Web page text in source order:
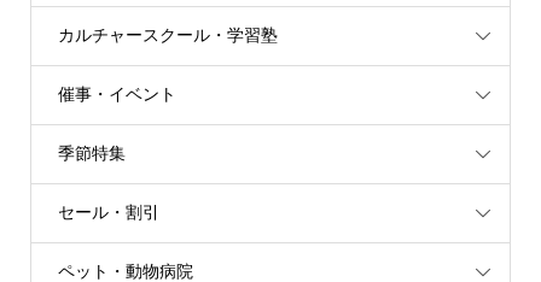
カルチャースクール・学習塾
催事・イベント
季節特集
セール・割引
ペット・動物病院